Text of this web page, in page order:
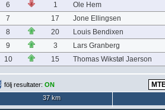
6
1
Ole Hem
7
17
Jone Ellingsen
8
20
Louis Bendixen
9
3
Lars Granberg
10
15 Thomas Wikstøl Jaerson
följ resultater: ON
37 km